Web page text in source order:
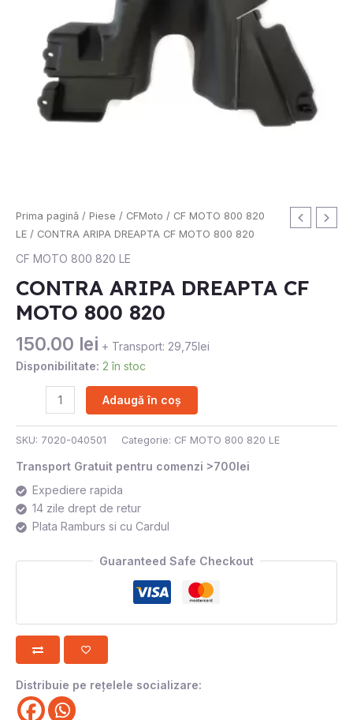
Prima pagină / Piese / CFMoto / CF MOTO 800 820
LE / CONTRA ARIPA DREAPTA CF MOTO 800 820
CF MOTO 800 820 LE
CONTRA ARIPA DREAPTA CF
MOTO 800 820
150.00 lei + Transport: 29,75lei
Disponibilitate: 2 în stoc
Cantitate
CONTRA
ARIPA
CF
MOTO
800
820
Adaugă în coș
SKU: 7020-040501 Categorie: CF MOTO 800 820 LE
Transport Gratuit pentru comenzi >700lei
Expediere rapida
14 zile drept de retur
Plata Ramburs si cu Cardul
Guaranteed Safe Checkout
Distribuie pe rețelele socializare: